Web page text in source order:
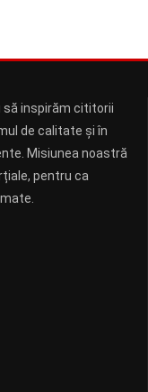
să inspirăm cititorii
de calitate și în
Misiunea noastră
pentru ca